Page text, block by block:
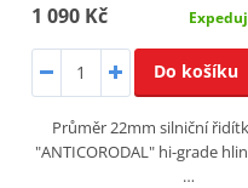
1 090 Kč
Do košíku
Průměr 22mm silniční
"ANTICORODAL" hi-grade
…